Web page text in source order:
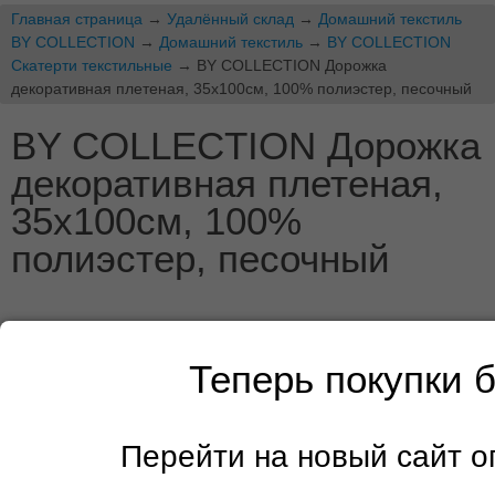
Теперь покупки
Перейти на новый сайт
Главная страница → Удалённый склад → Домашний текстиль
BY COLLECTION → Домашний текстиль → BY COLLECTION
Скатерти текстильные → BY COLLECTION Дорожка
декоративная плетеная, 35х100см, 100% полиэстер, песочный
BY COLLECTION Дорожка
декоративная плетеная,
35х100см, 100%
полиэстер, песочный